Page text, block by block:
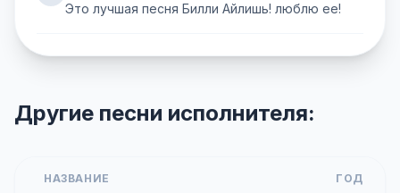
Это лучшая песня Билли Айлишь! люблю ее!
Другие песни исполнителя:
НАЗВАНИЕ ГОД